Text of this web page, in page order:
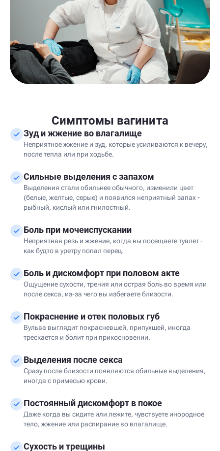
Симптомы вагинита
Зуд и жжение во влагалище
Неприятное жжение и зуд, которые усиливаются к вечеру,
после тепла или при ходьбе.
Сильные выделения с запахом
Выделения стали обильнее обычного, изменили цвет
(белые, желтые, серые) и появился неприятный запах -
рыбный, кислый или гнилостный.
Боль при мочеиспускании
Неприятная резь и жжение, когда вы посещаете туалет -
как будто в уретру попал перец.
Боль и дискомфорт при половом акте
Ощущение сухости, трения или острая боль во время или
после секса, из-за чего вы избегаете близости.
Покраснение и отек половых губ
Вульва выглядит покрасневшей, припухшей, иногда
трескается и болит при прикосновении.
Выделения после секса
Сразу после близости появляются обильные выделения,
иногда с примесью крови.
Постоянный дискомфорт в покое
Даже когда вы сидите или лежите, чувствуете инородное
тело, жжение или распирание во влагалище.
Сухость и трещины